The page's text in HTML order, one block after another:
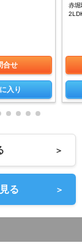
合せ
入り
赤
＞
る ＞